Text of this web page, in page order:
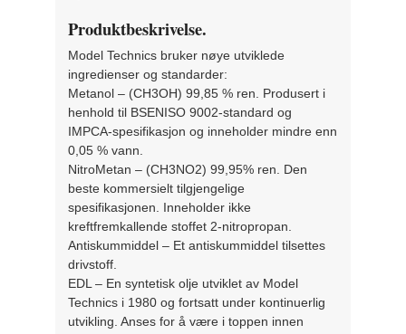
Produktbeskrivelse.
Model Technics bruker nøye utviklede
ingredienser og standarder:
Metanol – (CH3OH) 99,85 % ren. Produsert i
henhold til BSENISO 9002-standard og
IMPCA-spesifikasjon og inneholder mindre enn
0,05 % vann.
NitroMetan – (CH3NO2) 99,95% ren. Den
beste kommersielt tilgjengelige
spesifikasjonen. Inneholder ikke
kreftfremkallende stoffet 2-nitropropan.
Antiskummiddel – Et antiskummiddel tilsettes
drivstoff.
EDL – En syntetisk olje utviklet av Model
Technics i 1980 og fortsatt under kontinuerlig
utvikling. Anses for å være i toppen innen